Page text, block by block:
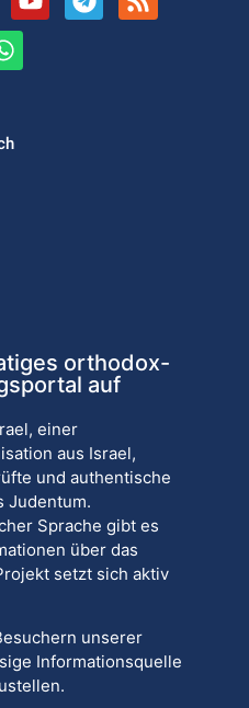
orthodox-
auf
einer
aus Israel,
und authentische
Judentum.
Sprache gibt es
über das
setzt sich aktiv
unserer
Informationsquelle